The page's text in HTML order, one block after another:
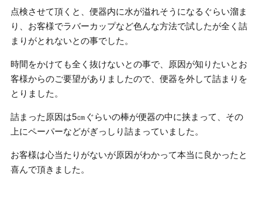
点検させて頂くと、便器内に水が溢れそうになるぐらい溜ま
り、お客様でラバーカップなど色んな方法で試したが全く詰
まりがとれないとの事でした。
時間をかけても全く抜けないとの事で、原因が知りたいとお
客様からのご要望がありましたので、便器を外して詰まりを
とりました。
詰まった原因は5㎝ぐらいの棒が便器の中に挟まって、その
上にペーパーなどがぎっしり詰まっていました。
お客様は心当たりがないが原因がわかって本当に良かったと
喜んで頂きました。